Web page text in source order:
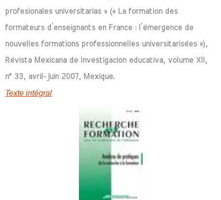
profesionales universitarias » (« La formation des
formateurs d’enseignants en France : l’émergence de
nouvelles formations professionnelles universitarisées »),
Révista Mexicana de Investigacion educativa, volume XII,
n° 33, avril-juin 2007, Mexique.
Texte intégral